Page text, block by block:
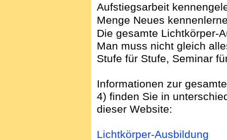
Aufstiegsarbeit
Menge Neues
Die gesamte Lichtkörper-
Man muss nicht gleich
Stufe für Stufe, Seminar
Informationen zur
4) finden Sie in
dieser Website:
Lichtkörper-Ausbildung